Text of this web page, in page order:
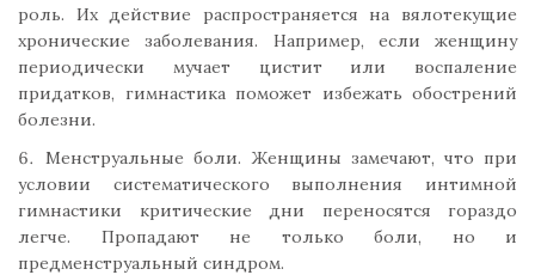
роль. Их действие распространяется на вялотекущие
хронические заболевания. Например, если женщину
периодически мучает цистит или воспаление
придатков, гимнастика поможет избежать обострений
болезни.
Менструальные боли. Женщины замечают, что при
условии систематического выполнения интимной
гимнастики критические дни переносятся гораздо
легче. Пропадают не только боли, но и
предменструальный синдром.